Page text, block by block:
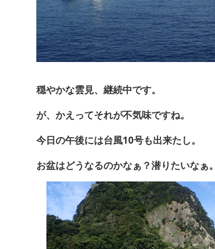
穏やかな雲見、継続中です。
が、かえってそれが不気味ですね。
今日の午後には台風10号も出来たし。
お盆はどうなるのかなぁ？潜りたいなぁ。